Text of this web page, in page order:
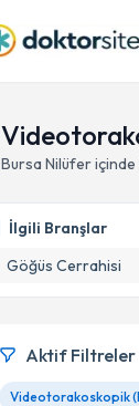
Bursa Nilüfer
İlgili Branşlar
Göğüs Cerrahisi
Aktif Filtreler